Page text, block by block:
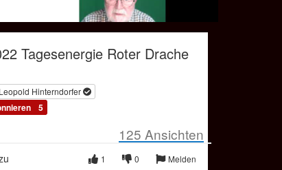
Tagesenergie Roter Drache
Hinterndorfer
5
125 Ansichten
Melden
0
1